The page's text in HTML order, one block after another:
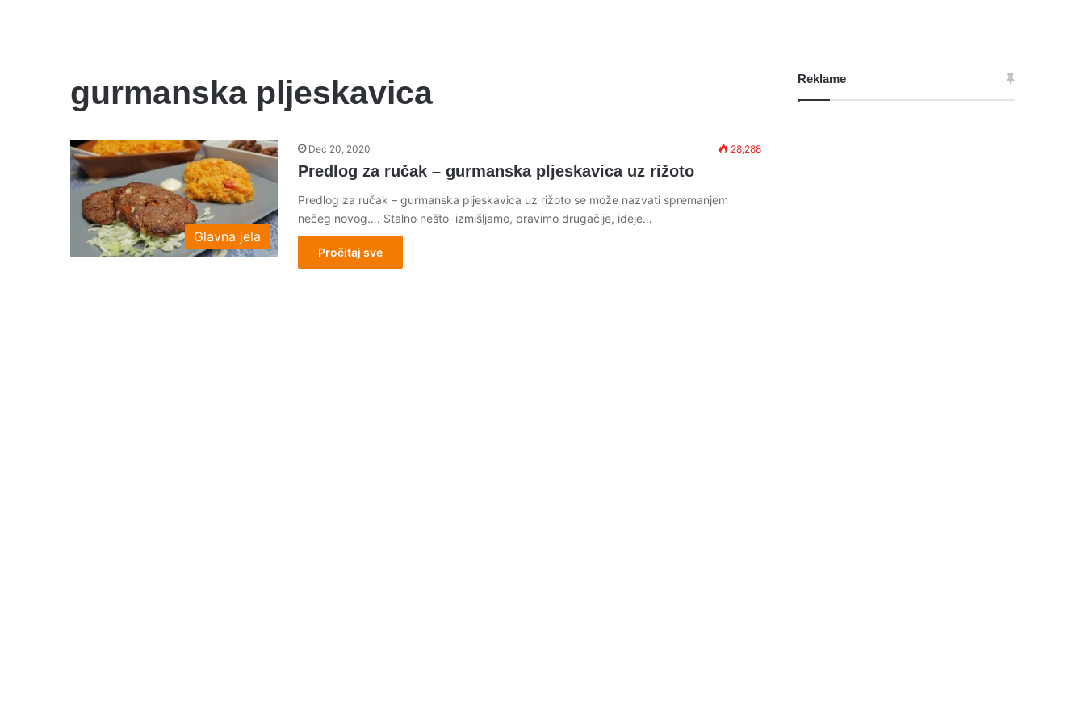
gurmanska pljeskavica
Glavna jela
Dec 20, 2020 28,288
Predlog za ručak – gurmanska pljeskavica uz rižoto
Predlog za ručak – gurmanska pljeskavica uz rižoto se može nazvati spremanjem
nečeg novog…. Stalno nešto izmišljamo, pravimo drugačije, ideje…
Pročitaj sve
Reklame